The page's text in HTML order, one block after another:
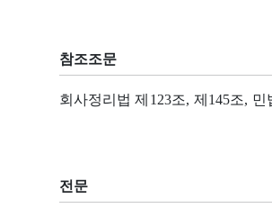
참조조문
회사정리법 제123조, 제145조, 민
전문